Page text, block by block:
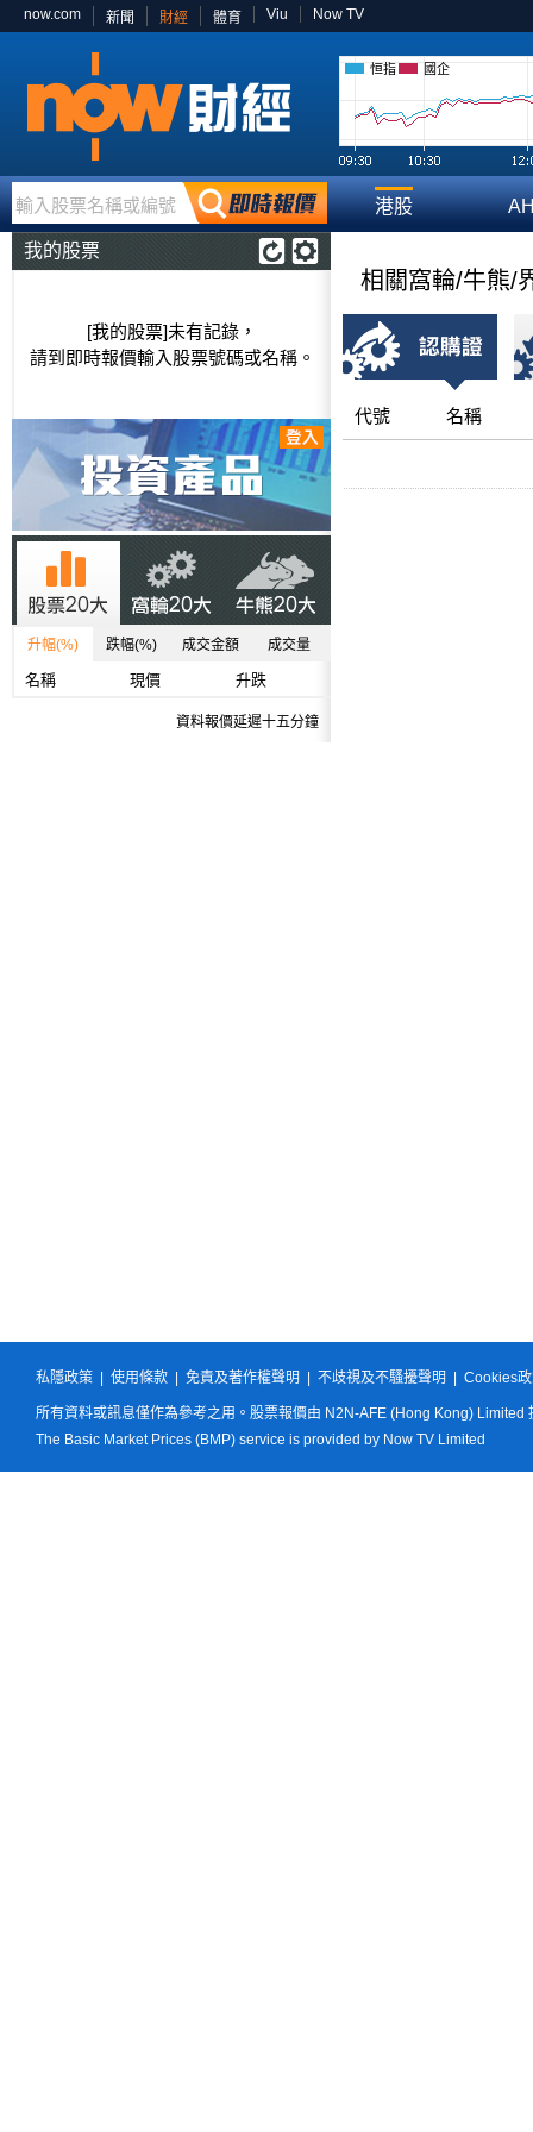
now.com 新聞 財經 體育 Viu Now TV
恒指 國企
輸入股票名稱或編號 港股
我的股票
[我的股票]未有記錄，
請到即時報價輸入股票號碼或名稱。
升幅(%) 跌幅(%) 成交金額 成交量
名稱 現價 升跌
資料報價延遲十五分鐘
相關窩輪/牛熊/
代號 名稱
私隱政策 使用條款 免責及著作權聲明 不歧視及不騷擾聲明 Cookies
所有資料或訊息僅作為參考之用。股票報價由 N2N-AFE (Hong Kong) Limited
The Basic Market Prices (BMP) service is provided by Now TV Limited